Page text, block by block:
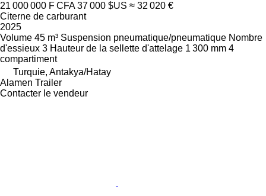
21 000 000 F CFA 37 000 $US ≈ 32 020 €
Citerne de carburant
2025
Volume 45 m³ Suspension pneumatique/pneumatique Nombre
d'essieux 3 Hauteur de la sellette d'attelage 1 300 mm 4
compartiment
Turquie, Antakya/Hatay
Alamen Trailer
Contacter le vendeur